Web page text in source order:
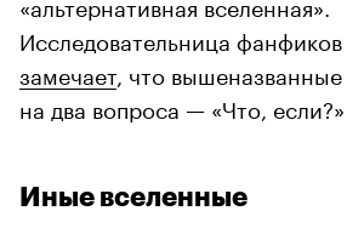
Исследовательница
замечает, что
на два вопроса — «Что,
Иные вселенные